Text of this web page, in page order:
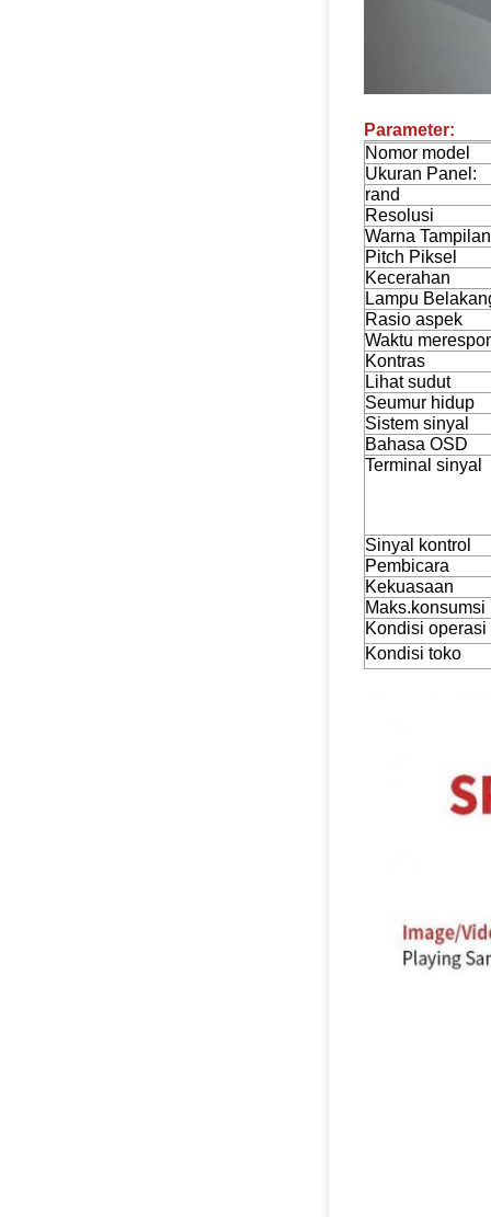
Parameter:
Nomor model
Ukuran Panel:
rand
Resolusi
Warna Tampilan
Pitch Piksel
Kecerahan
Lampu
Rasio aspek
Waktu
Kontras
Lihat sudut
Seumur hidup
Sistem sinyal
Bahasa OSD
Terminal sinyal
Sinyal kontrol
Pembicara
Kekuasaan
Maks.konsumsi
Kondisi operasi
Kondisi toko